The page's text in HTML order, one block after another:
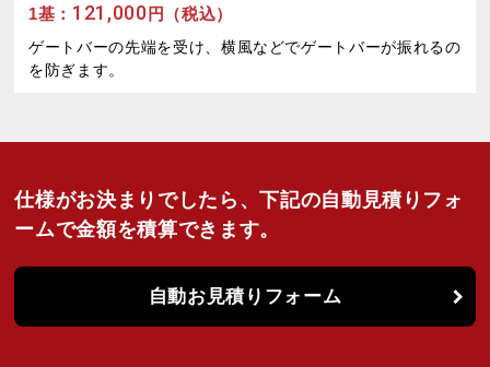
1基： 121,000 円（税込）
ゲートバーの先端を受け、横風などでゲートバーが振れるの
を防ぎます。
仕様がお決まりでしたら、下記の自動見積りフォ
ームで金額を積算できます。
自動お見積りフォーム